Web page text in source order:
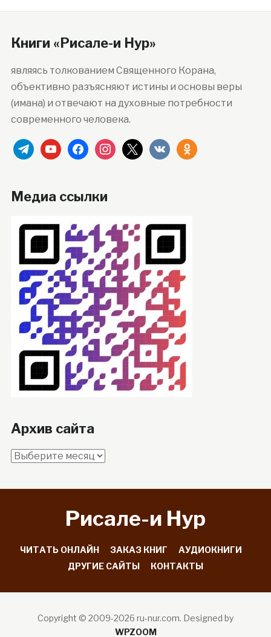
Книги «Рисале-и Нур»
являясь толкованием Священного Корана,
объективно разъясняют истины и основы веры
(имана) и отвечают на духовные потребности
современного человека.
telegramyoutubefacebookinstagram
x vkontakteodnoklassniki
Медиа ссылки
Архив сайта
Архив
Рисале-и Hyp
ЧИТАТЬ ОНЛАЙН ЗАКАЗ КНИГ
АУДИОКНИГИ
ДРУГИЕ САЙТЫ
КОНТАКТЫ
Copyright © 2009-2026 ru-nur.com. Designed by
WPZOOM